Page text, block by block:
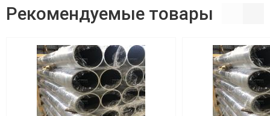
Рекомендуемые товары